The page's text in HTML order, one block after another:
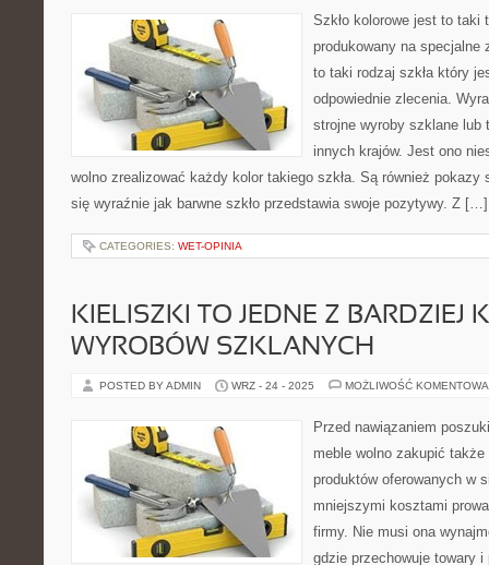
Szkło kolorowe jest to taki
produkowany na specjalne
to taki rodzaj szkła który
odpowiednie zlecenia.
strojne wyroby szklane lub
innych krajów. Jest ono
wolno zrealizować każdy kolor takiego szkła. Są również pokazy
się wyraźnie jak barwne szkło przedstawia swoje pozytywy. Z […]
CATEGORIES: WET-OPINIA
KIELISZKI TO JEDNE Z BARDZIEJ
WYROBÓW SZKLANYCH
POSTED BY ADMIN WRZ - 24 - 2025 MOŻLIWOŚĆ
Przed nawiązaniem
meble wolno zakupić
produktów oferowanych w
mniejszymi kosztami
firmy. Nie musi ona
gdzie przechowuje towary i